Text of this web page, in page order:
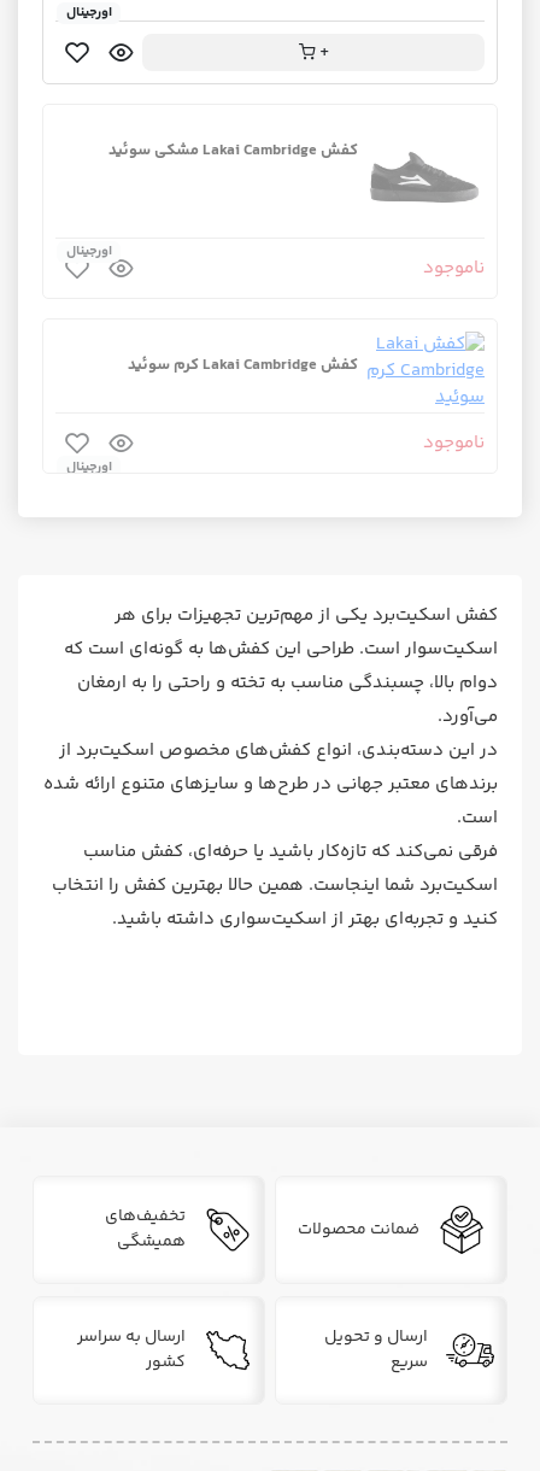
+
اورجینال
کفش Lakai Cambridge مشکی سوئید
ناموجود
اورجینال
کفش Lakai Cambridge کرم سوئید
ناموجود
اورجینال
کفش اسکیت‌برد یکی از مهم‌ترین تجهیزات برای هر
اسکیت‌سوار است. طراحی این کفش‌ها به گونه‌ای است که
دوام بالا، چسبندگی مناسب به تخته و راحتی را به ارمغان
می‌آورد.
در این دسته‌بندی، انواع کفش‌های مخصوص اسکیت‌برد از
برندهای معتبر جهانی در طرح‌ها و سایزهای متنوع ارائه شده
است.
فرقی نمی‌کند که تازه‌کار باشید یا حرفه‌ای، کفش مناسب
اسکیت‌برد شما اینجاست. همین حالا بهترین کفش را انتخاب
کنید و تجربه‌ای بهتر از اسکیت‌سواری داشته باشید.
ضمانت محصولات
تخفیف‌های
همیشگی
ارسال و تحویل
سریع
ارسال به سراسر
کشور